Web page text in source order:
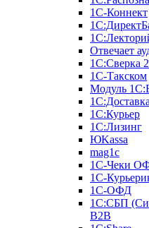
1С-Коннект
Отвечает
1С:Сверка
1С-Такском
Модуль
1С:Доставка
1С:Курьер
1С:Лизинг
ЮKassa
mag1c
1С-Чеки
1С-
1С-ОФД
1С:СБП
B2B